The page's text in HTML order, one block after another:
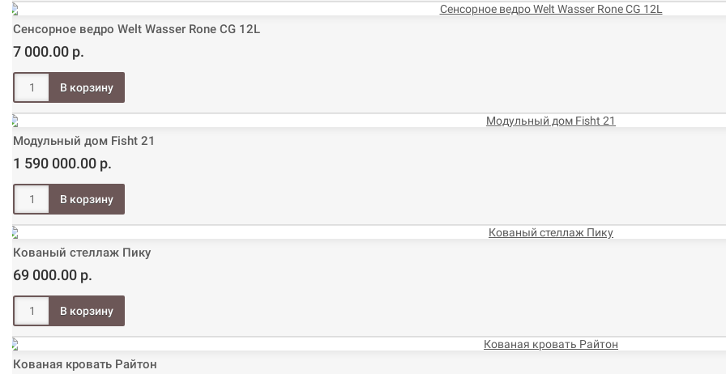
Сенсорное ведро Welt Wasser Rone CG 12L
7 000.00 р.
Модульный дом Fisht 21
1 590 000.00 р.
Кованый стеллаж Пику
69 000.00 р.
Кованая кровать Райтон